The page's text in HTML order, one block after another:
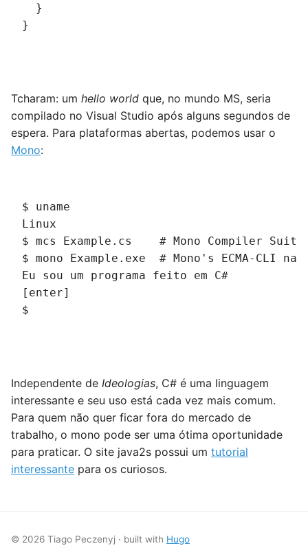
  }
}
Tcharam: um hello world que, no mundo MS, seria
compilado no Visual Studio após alguns segundos de
espera. Para plataformas abertas, podemos usar o
Mono:
$ uname
Linux
$ mcs Example.cs    # Mono Compiler Suite
$ mono Example.exe  # Mono's ECMA-CLI
Eu sou um programa feito em C#
[enter]
$
Independente de Ideologias, C# é uma linguagem
interessante e seu uso está cada vez mais comum.
Para quem não quer ficar fora do mercado de
trabalho, o mono pode ser uma ótima oportunidade
para praticar. O site java2s possui um tutorial
interessante para os curiosos.
© 2026 Tiago Peczenyj · built with Hugo